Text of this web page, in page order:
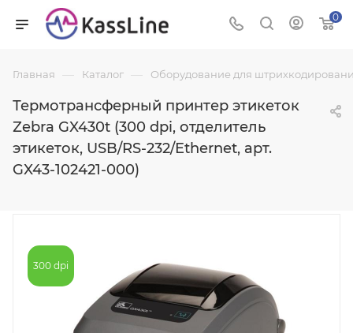
0
Главная — Каталог — Оборудование для
Термотрансферный принтер этикеток
Zebra GX430t (300 dpi, отделитель
этикеток, USB/RS-232/Ethernet, арт.
GX43-102421-000)
300 dpi